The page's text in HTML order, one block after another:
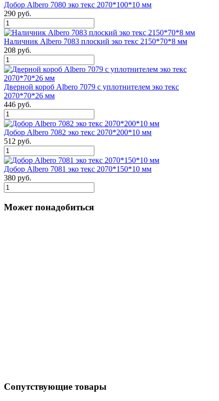
Добор Albero 7080 эко текс 2070*100*10 мм
290 руб.
Наличник Albero 7083 плоский эко текс 2150*70*8 мм
208 руб.
Дверной короб Albero 7079 с уплотнителем эко текс
2070*70*26 мм
446 руб.
Добор Albero 7082 эко текс 2070*200*10 мм
512 руб.
Добор Albero 7081 эко текс 2070*150*10 мм
380 руб.
Может понадобиться
Сопутствующие товары